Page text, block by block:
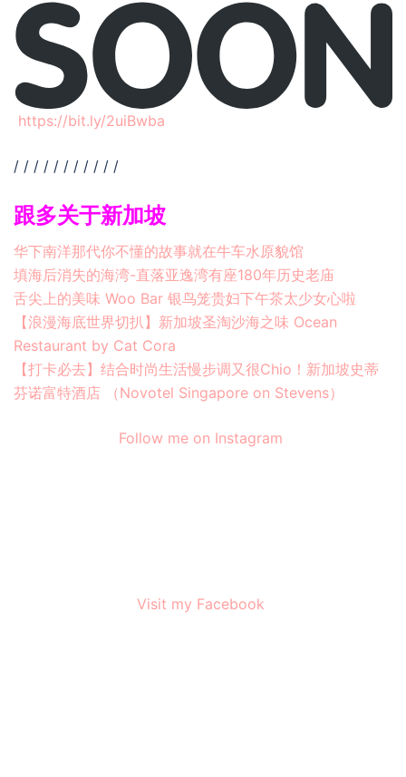
https://bit.ly/2uiBwba
/ / / / / / / / / / /
跟多关于新加坡
华下南洋那代你不懂的故事就在牛车水原貌馆
填海后消失的海湾-直落亚逸湾有座180年历史老庙
舌尖上的美味 Woo Bar 银鸟笼贵妇下午茶太少女心啦
【浪漫海底世界切扒】新加坡圣淘沙海之味 Ocean
Restaurant by Cat Cora
【打卡必去】结合时尚生活慢步调又很Chio！新加坡史蒂
芬诺富特酒店 （Novotel Singapore on Stevens）
Follow me on Instagram
Visit my Facebook